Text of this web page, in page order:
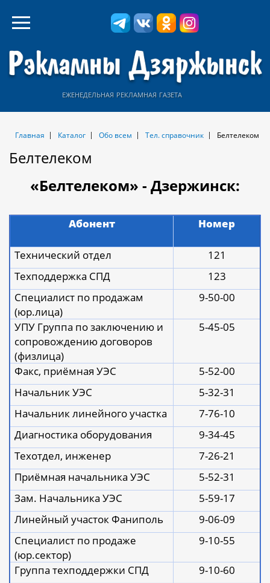
еженедельная рекламная газета
Главная Каталог Обо всем Тел. справочник Белтелеком
Белтелеком
«Белтелеком» - Дзержинск:
Абонент Номер
Технический отдел
121
Техподдержка СПД
123
Специалист по продажам
(юр.лица)
9-50-00
УПУ Группа по заключению и
сопровождению договоров
(физлица)
5-45-05
Факс, приёмная УЭС
5-52-00
Начальник УЭС
5-32-31
Начальник линейного участка
7-76-10
Диагностика оборудования
9-34-45
Техотдел, инженер
7-26-21
Приёмная начальника УЭС
5-52-31
Зам. Начальника УЭС
5-59-17
Линейный участок Фаниполь
9-06-09
Специалист по продаже
(юр.сектор)
9-10-55
Группа техподдержки СПД
9-10-60